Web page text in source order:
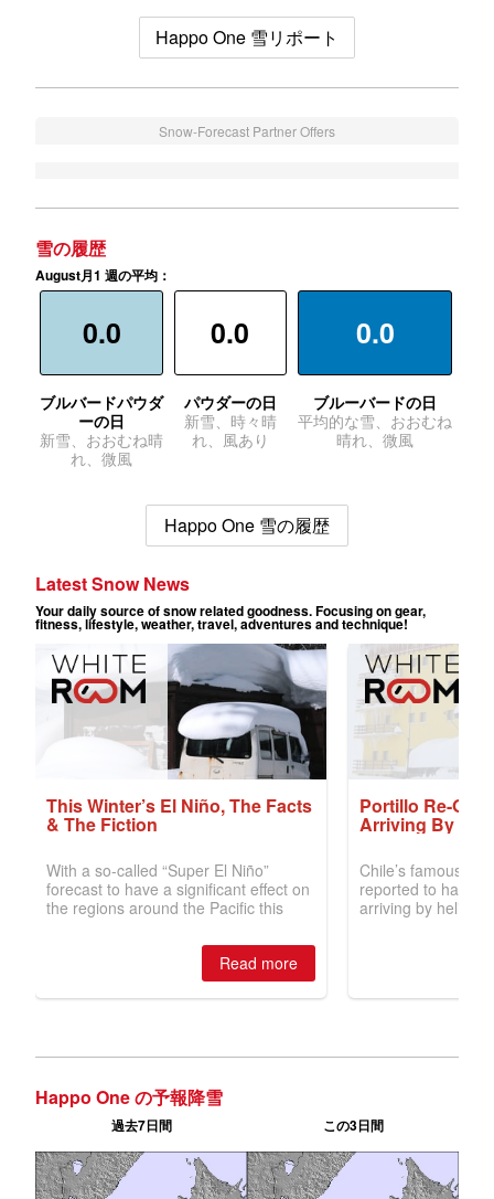
Happo One 雪リポート
Snow-Forecast Partner Offers
雪の履歴
August月1 週の平均：
0.0
ブルバードパウダ
ーの日
新雪、おおむね晴
れ、微風
0.0
パウダーの日
新雪、時々晴
れ、風あり
0.0
ブルーバードの日
平均的な雪、おおむね
晴れ、微風
Happo One 雪の履歴
Happo One の予報降雪
過去7日間 この3日間